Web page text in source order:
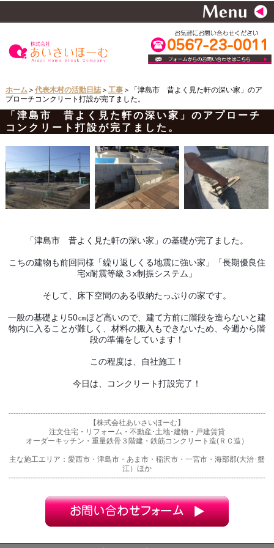
ホーム＞ 代表木村の活動日誌＞ 工事＞「津島市 昔よく見た軒の深い家」のア
プローチコンクリート打設が完了ました。
「津島市 昔よく見た軒の深い家」のアプローチ
コンクリート打設が完了ました。
「津島市 昔よく見た軒の深い家」の基礎が完了ました。
こちの建物も前回同様「繰り返しくる地震に強い家」「長期優良住
宅x耐震等級３x制振システム」
そして、床下空間のある収納たっぷりの家です。
一般の基礎より50㎝ほど高いので、建て方前に階段を造らないと建
物内に入ることが難しく、材料の搬入もできないため、今週から階
段の準備をしています！
この程度は、自社施工！
今日は、コンクリート打設完了！
---------------------------------------------------------------------------------------------------------
【株式会社あいさいほーむ】
注文住宅・リフォーム・不動産･土地･建物・戸建賃貸
オーダーキッチン・重量鉄骨３階建・鉄筋コンクリート造(ＲＣ造）
主な施工エリア：愛西市・津島市・あま市・稲沢市・一宮市・海部郡(大治･蟹
江）ほか
---------------------------------------------------------------------------------------------------------